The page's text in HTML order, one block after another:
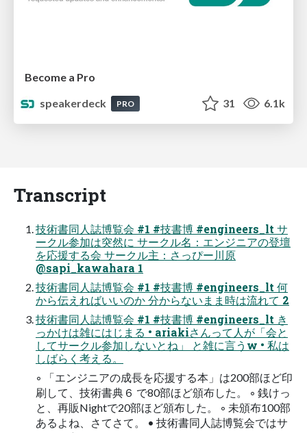
Become a Pro
speakerdeck
PRO 31 6.1k
Transcript
技術書同人誌博覧会 #1 #技書博 #engineers_lt サ
ークル参加は突然に サークル名：エンジニアの登壇
を応援する会 サークル主：さっぴー川原
@sapi_kawahara 1
技術書同人誌博覧会 #1 #技書博 #engineers_lt 何
から伝えればいいのか 分からないまま時は流れて 2
技術書同人誌博覧会 #1 #技書博 #engineers_lt き
っかけは雑にはじまる • ariakiさんって人が「会と
してサークル参加しないとね」 と雑に言うw • 私は
しばらく考える。
◦ 「エンジニアの成長を応援する本」は200部ほど印
刷して、技術書典６ で80部ほど頒布した。 ◦ 銭けっ
と、再販Nightで20部ほど頒布した。 ◦ 未頒布100部
あるよね、さてさて。 • 技術書同人誌博覧会ではサ